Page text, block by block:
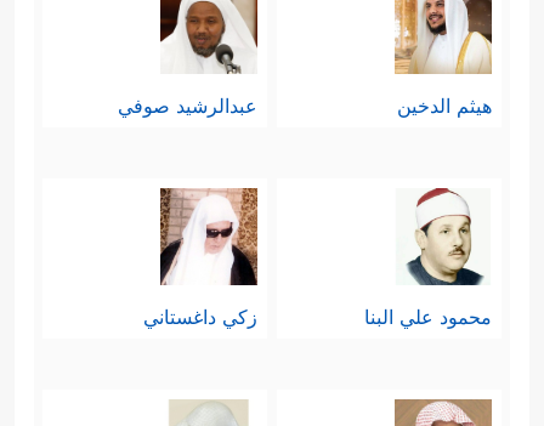
هيثم الدخين عبدالرشيد صوفي
محمود علي البنا زكي داغستاني